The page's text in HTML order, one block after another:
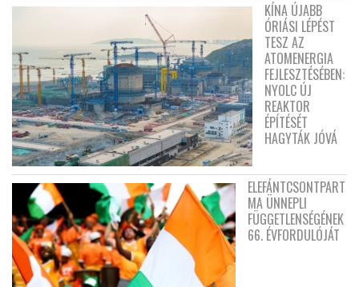
KÍNA ÚJABB
ÓRIÁSI LÉPÉST
TESZ AZ
ATOMENERGIA
FEJLESZTÉSÉBEN:
NYOLC ÚJ
REAKTOR
ÉPÍTÉSÉT
HAGYTÁK JÓVÁ
ELEFÁNTCSONTPART
MA ÜNNEPLI
FÜGGETLENSÉGÉNEK
66. ÉVFORDULÓJÁT